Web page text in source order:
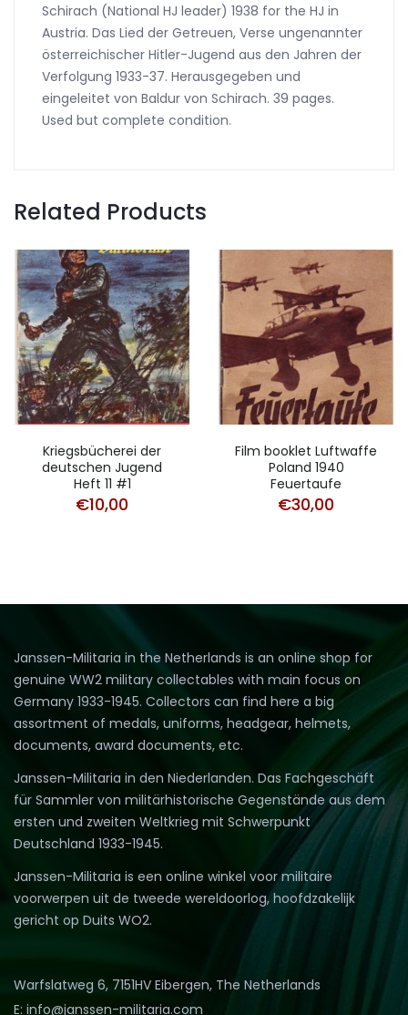
Schirach (National HJ leader) 1938 for the HJ in
Austria. Das Lied der Getreuen, Verse ungenannter
österreichischer Hitler-Jugend aus den Jahren der
Verfolgung 1933-37. Herausgegeben und
eingeleitet von Baldur von Schirach. 39 pages.
Used but complete condition.
Related Products
Kriegsbücherei der
deutschen Jugend
Heft 11 #1
€10,00
Film booklet Luftwaffe
Poland 1940
Feuertaufe
€30,00
Janssen-Militaria in the Netherlands is an online shop for
genuine WW2 military collectables with main focus on
Germany 1933-1945. Collectors can find here a big
assortment of medals, uniforms, headgear, helmets,
documents, award documents, etc.
Janssen-Militaria in den Niederlanden. Das Fachgeschäft
für Sammler von militärhistorische Gegenstände aus dem
ersten und zweiten Weltkrieg mit Schwerpunkt
Deutschland 1933-1945.
Janssen-Militaria is een online winkel voor militaire
voorwerpen uit de tweede wereldoorlog, hoofdzakelijk
gericht op Duits WO2.
Warfslatweg 6, 7151HV Eibergen, The Netherlands
E: info@janssen-militaria.com